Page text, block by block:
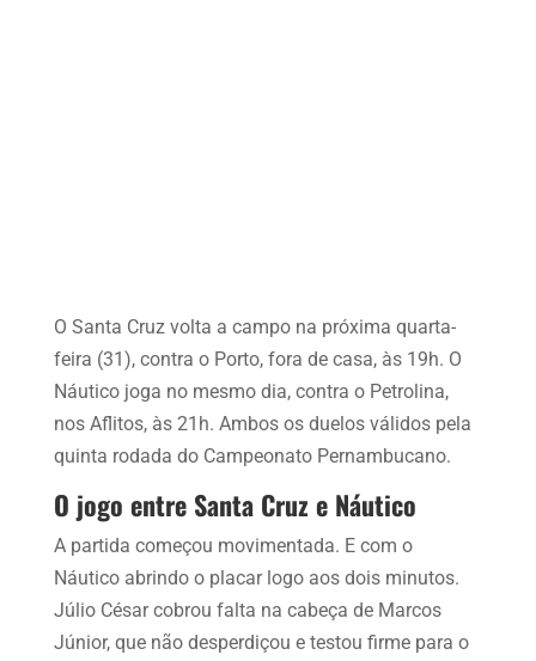
O Santa Cruz volta a campo na próxima quarta-
feira (31), contra o Porto, fora de casa, às 19h. O
Náutico joga no mesmo dia, contra o Petrolina,
nos Aflitos, às 21h. Ambos os duelos válidos pela
quinta rodada do Campeonato Pernambucano.
O jogo entre Santa Cruz e Náutico
A partida começou movimentada. E com o
Náutico abrindo o placar logo aos dois minutos.
Júlio César cobrou falta na cabeça de Marcos
Júnior, que não desperdiçou e testou firme para o